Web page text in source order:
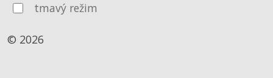
tmavý režim
© 2026